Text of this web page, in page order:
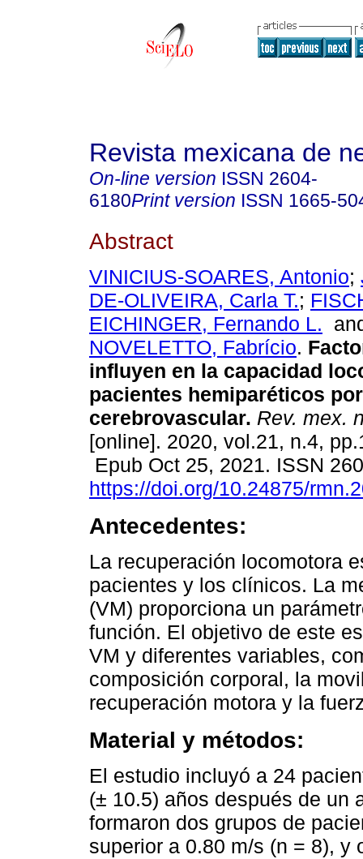
Revista mexicana de
On-line version ISSN 2604-
6180Print version ISSN 1665-
Abstract
VINICIUS-SOARES, Antonio;
DE-OLIVEIRA, Carla T.;
EICHINGER, Fernando L.
NOVELETTO, Fabrício.
influyen en la capacidad
pacientes hemiparéticos
cerebrovascular. Rev. mex.
[online]. 2020, vol.21, n.4,
Epub Oct 25, 2021. ISSN
https://doi.org/10.24875/
Antecedentes:
La recuperación locomotora
pacientes y los clínicos. La
(VM) proporciona un
función. El objetivo de este
VM y diferentes variables,
composición corporal, la
recuperación motora y la
Material y métodos:
El estudio incluyó a 24
(± 10.5) años después de un
formaron dos grupos de
superior a 0.80 m/s (n = 8), y